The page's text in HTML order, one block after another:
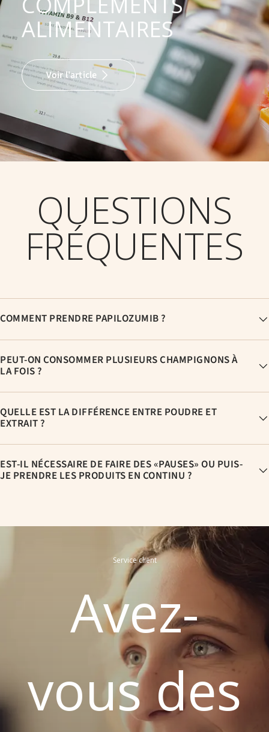
ALIMENTAIRES
Voir l'article
QUESTIONS
FRÉQUENTES
COMMENT PRENDRE PAPILOZUMIB ?
PEUT-ON CONSOMMER PLUSIEURS CHAMPIGNONS À
LA FOIS ?
QUELLE EST LA DIFFÉRENCE ENTRE POUDRE ET
EXTRAIT ?
EST-IL NÉCESSAIRE DE FAIRE DES «PAUSES» OU PUIS-
JE PRENDRE LES PRODUITS EN CONTINU ?
Service client
Avez-
vous des